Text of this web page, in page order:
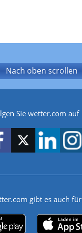
Nach oben scrollen
Sie wetter.com auf
gibt es auch für